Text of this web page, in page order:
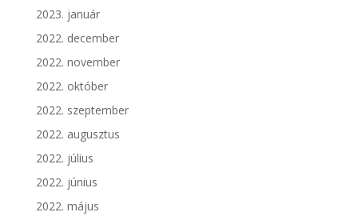
2023. január
2022. december
2022. november
2022. október
2022. szeptember
2022. augusztus
2022. július
2022. június
2022. május